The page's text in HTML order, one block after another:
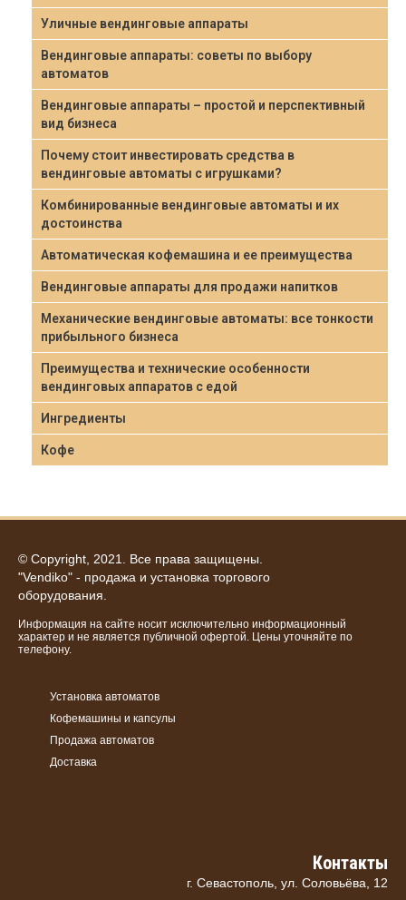
Уличные вендинговые аппараты
Вендинговые аппараты: советы по выбору
автоматов
Вендинговые аппараты – простой и перспективный
вид бизнеса
Почему стоит инвестировать средства в
вендинговые автоматы с игрушками?
Комбинированные вендинговые автоматы и их
достоинства
Автоматическая кофемашина и ее преимущества
Вендинговые аппараты для продажи напитков
Механические вендинговые автоматы: все тонкости
прибыльного бизнеса
Преимущества и технические особенности
вендинговых аппаратов с едой
Ингредиенты
Кофе
© Copyright, 2021. Все права защищены.
"Vendiko" - продажа и установка торгового
оборудования.
Информация на сайте носит исключительно информационный
характер и не является публичной офертой. Цены уточняйте по
телефону.
Установка автоматов
Кофемашины и капсулы
Продажа автоматов
Доставка
Контакты
г. Севастополь, ул. Соловьёва, 12